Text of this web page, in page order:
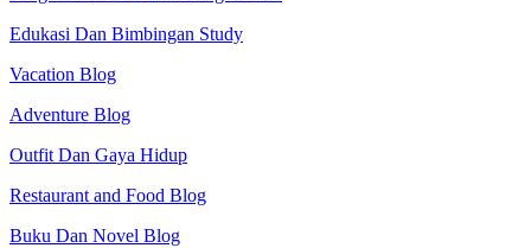
Edukasi Dan Bimbingan Study
Vacation Blog
Adventure Blog
Outfit Dan Gaya Hidup
Restaurant and Food Blog
Buku Dan Novel Blog